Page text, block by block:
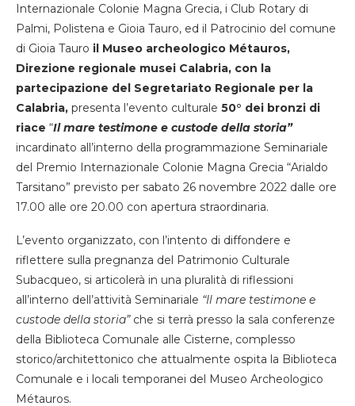
Internazionale Colonie Magna Grecia, i Club Rotary di
Palmi, Polistena e Gioia Tauro, ed il Patrocinio del comune
di Gioia Tauro il Museo archeologico Métauros,
Direzione regionale musei Calabria, con la
partecipazione del Segretariato Regionale per la
Calabria, presenta l’evento culturale 50° dei bronzi di
riace “Il mare testimone e custode della storia”
incardinato all’interno della programmazione Seminariale
del Premio Internazionale Colonie Magna Grecia “Arialdo
Tarsitano” previsto per sabato 26 novembre 2022 dalle ore
17.00 alle ore 20.00 con apertura straordinaria.
L’evento organizzato, con l’intento di diffondere e
riflettere sulla pregnanza del Patrimonio Culturale
Subacqueo, si articolerà in una pluralità di riflessioni
all’interno dell’attività Seminariale “Il mare testimone e
custode della storia”che si terrà presso la sala conferenze
della Biblioteca Comunale alle Cisterne, complesso
storico/architettonico che attualmente ospita la Biblioteca
Comunale e i locali temporanei del Museo Archeologico
Métauros.